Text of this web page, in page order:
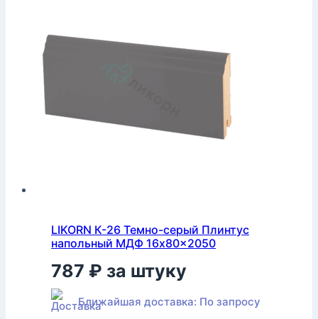
LIKORN К-26 Темно-серый Плинтус
напольный МДФ 16x80x2050
787 ₽ за штуку
Ближайшая доставка: По запросу